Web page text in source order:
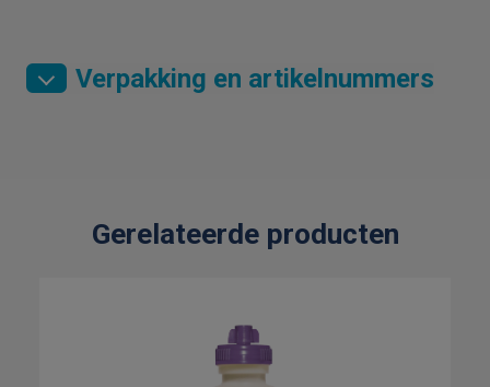
Verpakking en artikelnummers
Gerelateerde producten